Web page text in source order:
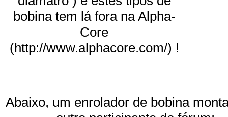
bobina tem lá fora na Alpha-
Core
(http://www.alphacore.com/) !
Abaixo, um enrolador de bobina